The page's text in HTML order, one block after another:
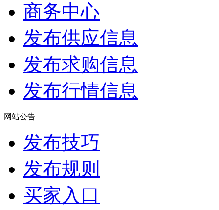
商务中心
发布供应信息
发布求购信息
发布行情信息
网站公告
发布技巧
发布规则
买家入口